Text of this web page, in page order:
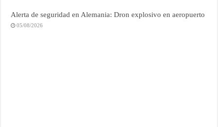
Alerta de seguridad en Alemania: Dron explosivo en aeropuerto
05/08/2026